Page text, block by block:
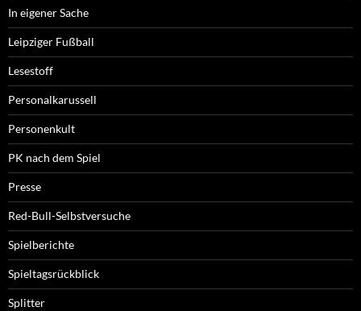
In eigener Sache
Leipziger Fußball
Lesestoff
Personalkarussell
Personenkult
PK nach dem Spiel
Presse
Red-Bull-Selbstversuche
Spielberichte
Spieltagsrückblick
Splitter